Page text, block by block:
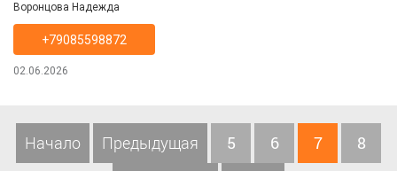
Воронцова Надежда
+79085598872
02.06.2026
Начало Предыдущая 5 6 7
8